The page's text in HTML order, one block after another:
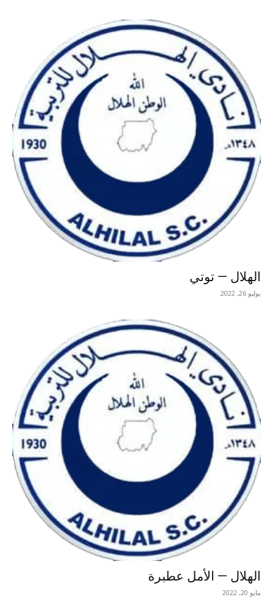
الهلال — توتي
يوليو 26, 2022
الهلال — الأمل عطبرة
مايو 20, 2022